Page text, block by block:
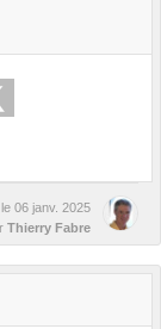
06 janv. 2025
Thierry Fabre